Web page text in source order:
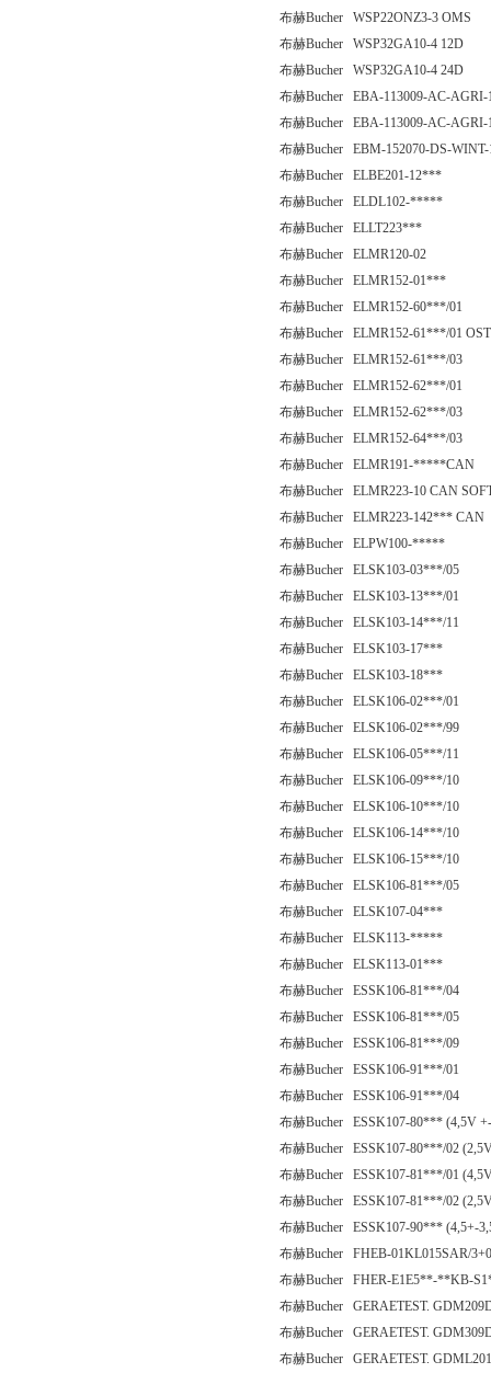
布赫Bucher WSP22ONZ3-3 OMS
布赫Bucher WSP32GA10-4 12D
布赫Bucher WSP32GA10-4 24D
布赫Bucher EBA-113009-AC-AGRI-
布赫Bucher EBA-113009-AC-AGRI-
布赫Bucher EBM-152070-DS-WINT-
布赫Bucher ELBE201-12***
布赫Bucher ELDL102-*****
布赫Bucher ELLT223***
布赫Bucher ELMR120-02
布赫Bucher ELMR152-01***
布赫Bucher ELMR152-60***/01
布赫Bucher ELMR152-61***/01 OST
布赫Bucher ELMR152-61***/03
布赫Bucher ELMR152-62***/01
布赫Bucher ELMR152-62***/03
布赫Bucher ELMR152-64***/03
布赫Bucher ELMR191-*****CAN
布赫Bucher ELMR223-10 CAN
布赫Bucher ELMR223-142*** CAN
布赫Bucher ELPW100-*****
布赫Bucher ELSK103-03***/05
布赫Bucher ELSK103-13***/01
布赫Bucher ELSK103-14***/11
布赫Bucher ELSK103-17***
布赫Bucher ELSK103-18***
布赫Bucher ELSK106-02***/01
布赫Bucher ELSK106-02***/99
布赫Bucher ELSK106-05***/11
布赫Bucher ELSK106-09***/10
布赫Bucher ELSK106-10***/10
布赫Bucher ELSK106-14***/10
布赫Bucher ELSK106-15***/10
布赫Bucher ELSK106-81***/05
布赫Bucher ELSK107-04***
布赫Bucher ELSK113-*****
布赫Bucher ELSK113-01***
布赫Bucher ESSK106-81***/04
布赫Bucher ESSK106-81***/05
布赫Bucher ESSK106-81***/09
布赫Bucher ESSK106-91***/01
布赫Bucher ESSK106-91***/04
布赫Bucher ESSK107-80*** (4,5V
布赫Bucher ESSK107-80***/02
布赫Bucher ESSK107-81***/01
布赫Bucher ESSK107-81***/02
布赫Bucher ESSK107-90*** (4,5+-
布赫Bucher FHEB-01KL015SAR/
布赫Bucher FHER-E1E5**-**KB-
布赫Bucher GERAETEST.
布赫Bucher GERAETEST.
布赫Bucher GERAETEST.